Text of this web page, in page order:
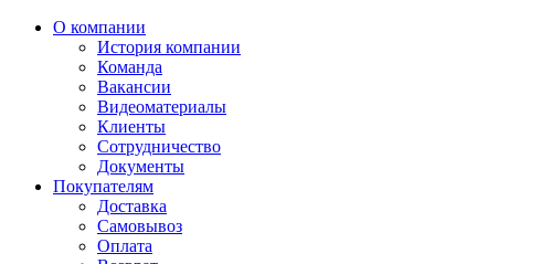
О компании
История компании
Команда
Вакансии
Видеоматериалы
Клиенты
Сотрудничество
Документы
Покупателям
Доставка
Самовывоз
Оплата